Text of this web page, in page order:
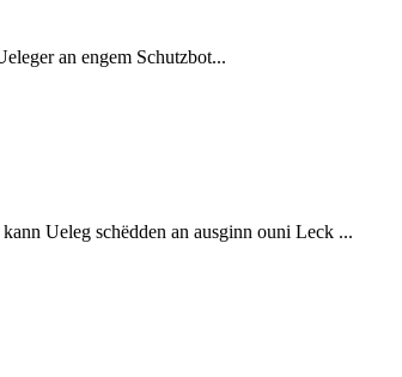
an engem Schutzbot...
Ueleg schëdden an ausginn ouni Leck ...